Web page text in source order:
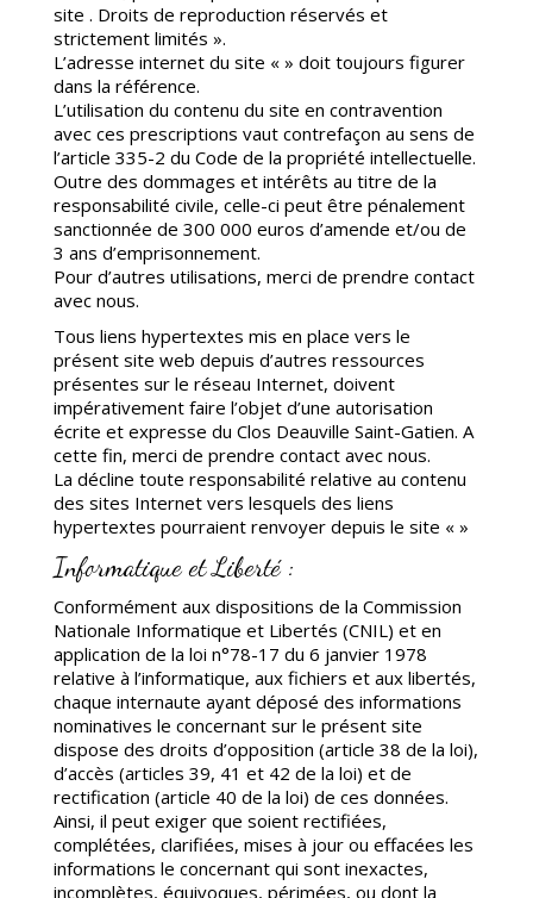
site . Droits de reproduction réservés et
strictement limités ».
L’adresse internet du site « » doit toujours figurer
dans la référence.
L’utilisation du contenu du site en contravention
avec ces prescriptions vaut contrefaçon au sens de
l’article 335-2 du Code de la propriété intellectuelle.
Outre des dommages et intérêts au titre de la
responsabilité civile, celle-ci peut être pénalement
sanctionnée de 300 000 euros d’amende et/ou de
3 ans d’emprisonnement.
Pour d’autres utilisations, merci de prendre contact
avec nous.
Tous liens hypertextes mis en place vers le
présent site web depuis d’autres ressources
présentes sur le réseau Internet, doivent
impérativement faire l’objet d’une autorisation
écrite et expresse du Clos Deauville Saint-Gatien. A
cette fin, merci de prendre contact avec nous.
La décline toute responsabilité relative au contenu
des sites Internet vers lesquels des liens
hypertextes pourraient renvoyer depuis le site « »
Informatique et Liberté :
Conformément aux dispositions de la Commission
Nationale Informatique et Libertés (CNIL) et en
application de la loi n°78-17 du 6 janvier 1978
relative à l’informatique, aux fichiers et aux libertés,
chaque internaute ayant déposé des informations
nominatives le concernant sur le présent site
dispose des droits d’opposition (article 38 de la loi),
d’accès (articles 39, 41 et 42 de la loi) et de
rectification (article 40 de la loi) de ces données.
Ainsi, il peut exiger que soient rectifiées,
complétées, clarifiées, mises à jour ou effacées les
informations le concernant qui sont inexactes,
incomplètes, équivoques, périmées, ou dont la